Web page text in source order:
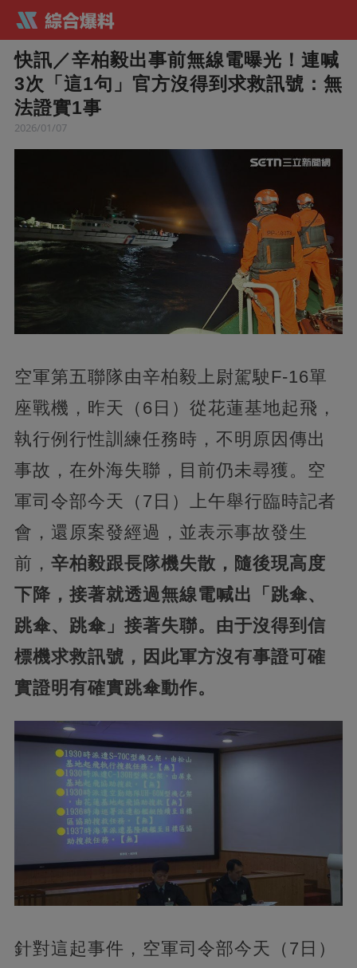
快訊／辛柏毅出事前無線電曝光！連喊
3次「這1句」官方沒得到求救訊號：無
法證實1事
2026/01/07
空軍第五聯隊由辛柏毅上尉駕駛F-16單
座戰機，昨天（6日）從花蓮基地起飛，
執行例行性訓練任務時，不明原因傳出
事故，在外海失聯，目前仍未尋獲。空
軍司令部今天（7日）上午舉行臨時記者
會，還原案發經過，並表示事故發生
前， 辛柏毅跟長隊機失散，隨後現高度
下降，接著就透過無線電喊出「跳傘、
跳傘、跳傘」接著失聯。由于沒得到信
標機求救訊號，因此軍方沒有事證可確
實證明有確實跳傘動作。
針對這起事件，空軍司令部今天（7日）